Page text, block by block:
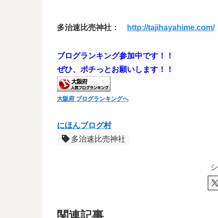
多治速比売神社： http://tajihayahime.com/
ブログランキング参加中です！！
ぜひ、ポチっとお願いします！！
大阪府 ブログランキングへ
にほんブログ村
多治速比売神社
関連記事